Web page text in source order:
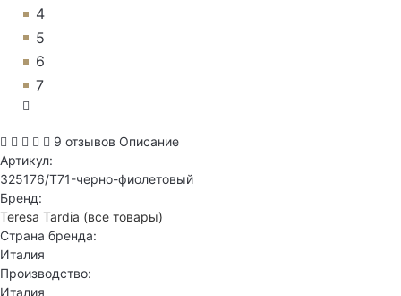
4
5
6
7
9 отзывов Описание
Артикул:
325176/T71-черно-фиолетовый
Бренд:
Teresa Tardia (все товары)
Страна бренда:
Италия
Производство:
Италия